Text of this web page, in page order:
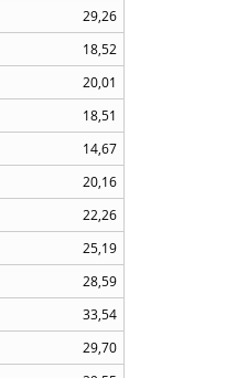
29,26
18,52
20,01
18,51
14,67
20,16
22,26
25,19
28,59
33,54
29,70